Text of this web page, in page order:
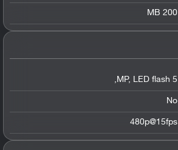
200 MB
5 MP, LED flash,
No
480p@15fps